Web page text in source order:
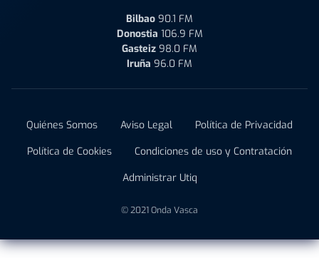
Bilbao 90.1 FM
Donostia 106.9 FM
Gasteiz 98.0 FM
Iruña 96.0 FM
Quiénes Somos Aviso Legal
Política de Privacidad
Política de Cookies
Condiciones de uso y Contratación
Administrar Utiq
© 2021 Onda Vasca